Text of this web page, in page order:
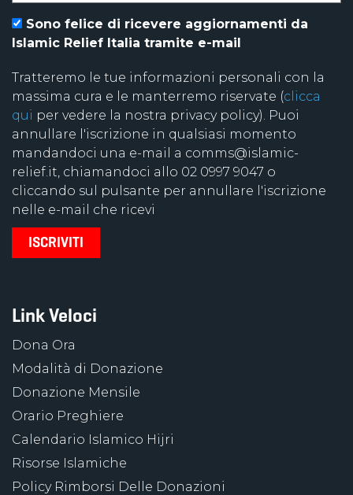
Sono felice di ricevere aggiornamenti da
Islamic Relief Italia tramite e-mail
Tratteremo le tue informazioni personali con la
massima cura e le manterremo riservate (clicca
qui per vedere la nostra privacy policy). Puoi
annullare l'iscrizione in qualsiasi momento
mandandoci una e-mail a comms@islamic-
relief.it, chiamandoci allo 02 0997 9047 o
cliccando sul pulsante per annullare l'iscrizione
nelle e-mail che ricevi
Link Veloci
Dona Ora
Modalità di Donazione
Donazione Mensile
Orario Preghiere
Calendario Islamico Hijri
Risorse Islamiche
Policy Rimborsi Delle Donazioni